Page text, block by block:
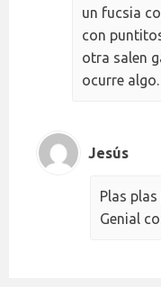
un fucsia
con
otra salen
ocurre algo.
Jesús
Plas
Genial